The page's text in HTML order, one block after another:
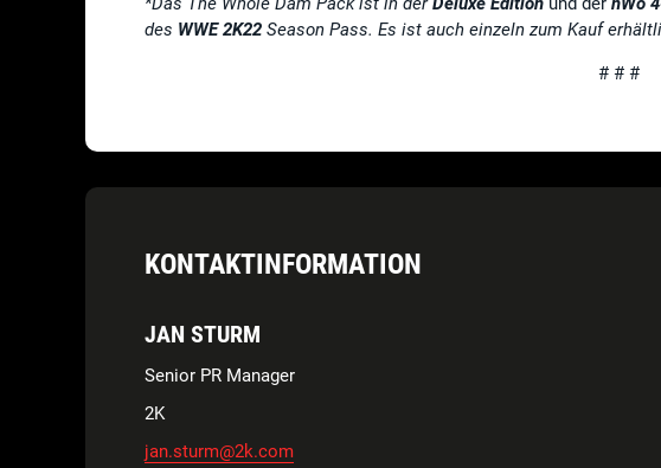
des WWE 2K22 Season Pass. Es ist auch einzeln zum Kauf
# # #
KONTAKTINFORMATION
JAN STURM
Senior PR Manager
2K
jan.sturm@2k.com